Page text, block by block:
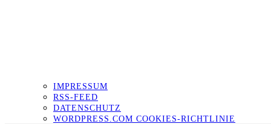
IMPRESSUM
RSS-FEED
DATENSCHUTZ
WORDPRESS.COM COOKIES-RICHTLINIE